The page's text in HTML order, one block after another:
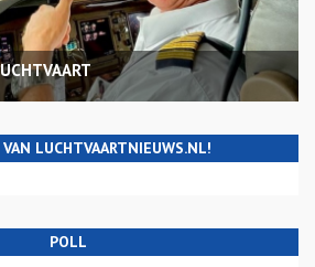
VAN LUCHTVAARTNIEUWS.NL!
POLL